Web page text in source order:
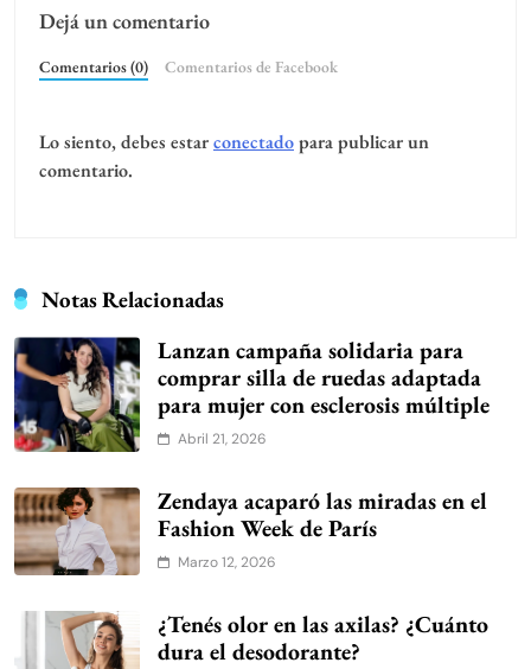
Dejá un comentario
Comentarios (0) Comentarios de Facebook
Lo siento, debes estarconectadopara publicar un
comentario.
Notas Relacionadas
Lanzan campaña solidaria para
comprar silla de ruedas adaptada
para mujer con esclerosis múltiple
Abril 21, 2026
Zendaya acaparó las miradas en el
Fashion Week de París
Marzo 12, 2026
¿Tenés olor en las axilas? ¿Cuánto
dura el desodorante?